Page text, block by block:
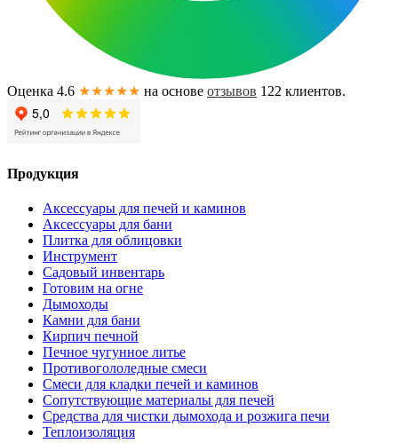
Оценка 4.6 ★★★★★ на основе отзывов 122 клиентов.
Продукция
Аксессуары для печей и каминов
Аксессуары для бани
Плитка для облицовки
Инструмент
Садовый инвентарь
Готовим на огне
Дымоходы
Камни для бани
Кирпич печной
Печное чугунное литье
Противогололедные смеси
Смеси для кладки печей и каминов
Сопутствующие материалы для печей
Средства для чистки дымохода и розжига печи
Теплоизоляция